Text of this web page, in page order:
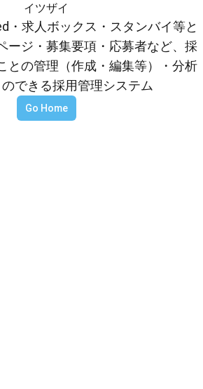
イツザイ
・求人ボックス・スタンバイ等と
ージ・募集要項・応募者など、採
との管理（作成・編集等）・分析
できる採用管理システム
Go Home